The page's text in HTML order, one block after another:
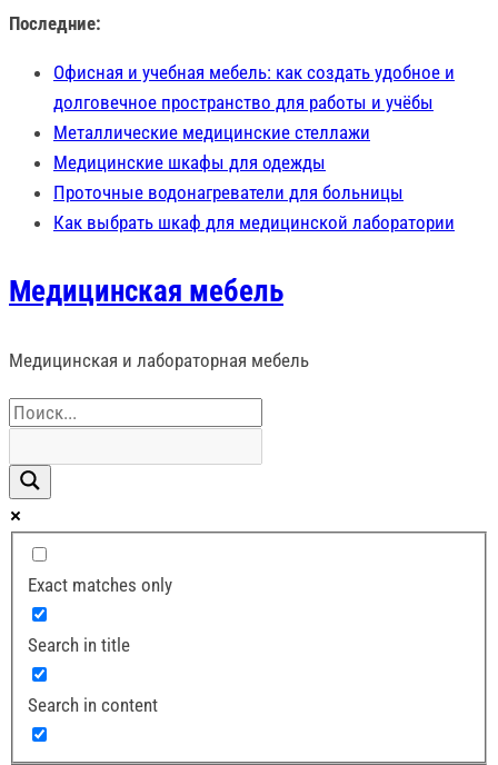
Перейти
содержимому
Последние:
Офисная и учебная мебель: как создать удобное и
долговечное пространство для работы и учёбы
Металлические медицинские стеллажи
Медицинские шкафы для одежды
Проточные водонагреватели для больницы
Как выбрать шкаф для медицинской лаборатории
Медицинская мебель
Медицинская и лабораторная мебель
Exact matches only
Search in title
Search in content